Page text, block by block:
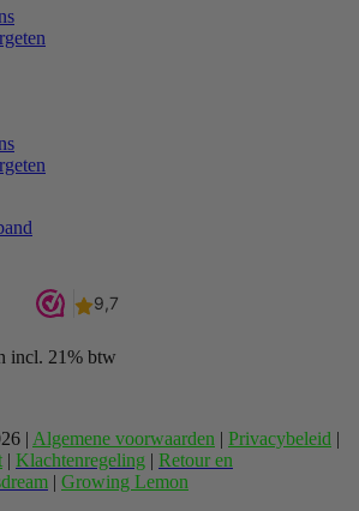
incl. 21% btw
| Algemene voorwaarden | Privacybeleid |
| Klachtenregeling | Retour en
| Growing Lemon